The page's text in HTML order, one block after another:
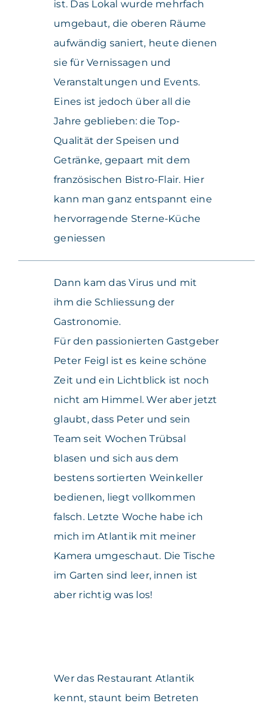
ist. Das Lokal wurde mehrfach
umgebaut, die oberen Räume
aufwändig saniert, heute dienen
sie für Vernissagen und
Veranstaltungen und Events.
Eines ist jedoch über all die
Jahre geblieben: die Top-
Qualität der Speisen und
Getränke, gepaart mit dem
französischen Bistro-Flair. Hier
kann man ganz entspannt eine
hervorragende Sterne-Küche
geniessen
Dann kam das Virus und mit
ihm die Schliessung der
Gastronomie.
Für den passionierten Gastgeber
Peter Feigl ist es keine schöne
Zeit und ein Lichtblick ist noch
nicht am Himmel. Wer aber jetzt
glaubt, dass Peter und sein
Team seit Wochen Trübsal
blasen und sich aus dem
bestens sortierten Weinkeller
bedienen, liegt vollkommen
falsch. Letzte Woche habe ich
mich im Atlantik mit meiner
Kamera umgeschaut. Die Tische
im Garten sind leer, innen ist
aber richtig was los!
Wer das Restaurant Atlantik
kennt, staunt beim Betreten